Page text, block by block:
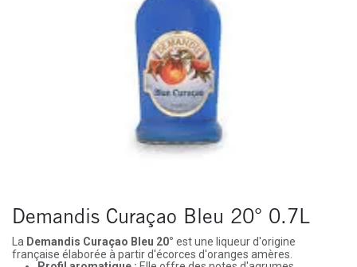
Demandis Curaçao Bleu 20° 0.7L
La Demandis Curaçao Bleu 20° est une liqueur d'origine
française élaborée à partir d'écorces d'oranges amères.